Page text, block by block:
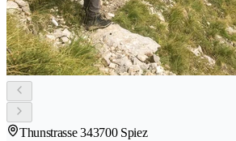
Thunstrasse 343700 Spiez